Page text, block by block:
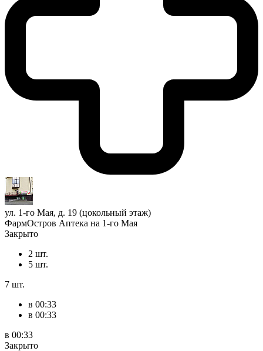
ул. 1-го Мая, д. 19 (цокольный этаж)
ФармОстров Аптека на 1-го Мая
Закрыто
2 шт.
5 шт.
7 шт.
в 00:33
в 00:33
в 00:33
Закрыто